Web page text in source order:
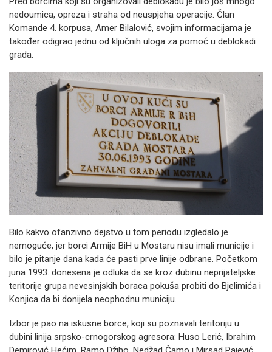
nedoumica, opreza i straha od neuspjeha operacije. Član
Komande 4. korpusa, Amer Bilalović, svojim informacijama je
također odigrao jednu od ključnih uloga za pomoć u deblokadi
grada.
Bilo kakvo ofanzivno dejstvo u tom periodu izgledalo je
nemoguće, jer borci Armije BiH u Mostaru nisu imali municije i
bilo je pitanje dana kada će pasti prve linije odbrane. Početkom
juna 1993. donesena je odluka da se kroz dubinu neprijateljske
teritorije grupa nevesinjskih boraca pokuša probiti do Bjelimića i
Konjica da bi donijela neophodnu municiju.
Izbor je pao na iskusne borce, koji su poznavali teritoriju u
dubini linija srpsko-crnogorskog agresora: Huso Lerić, Ibrahim